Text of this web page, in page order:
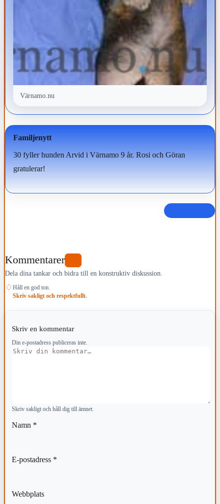
Värnamo.nu
Familjenytt
30 fyller hunden Arvid i Värnamo 9 år. Rosi och Göran
gratulerar!
Kommentarer
Dela dina tankar och bidra till en konstruktiv diskussion.
♢ Håll en god ton.
Skriv sakligt och respektfullt.
Skriv en kommentar
Din e-postadress publiceras inte.
Kommentar
Skriv sakligt och håll dig till ämnet.
Namn *
E-postadress *
Webbplats